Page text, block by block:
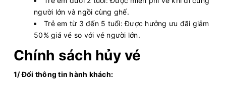
người lớn và ngồi cùng ghế.
Trẻ em từ 3 đến 5 tuổi: Được hưởng ưu đãi giảm
50% giá vé so với vé người lớn.
Chính sách hủy vé
1/ Đổi thông tin hành khách: